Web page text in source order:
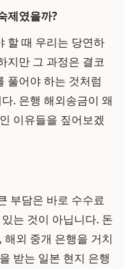
제였을까?
할 때 우리는 당연하
지만 그 과정은 결코
풀어야 하는 것처럼
. 은행 해외송금이 왜
이유들을 짚어보겠
부담은 바로 수수료
는 것이 아닙니다. 돈
외 중개 은행을 거치
받는 일본 현지 은행